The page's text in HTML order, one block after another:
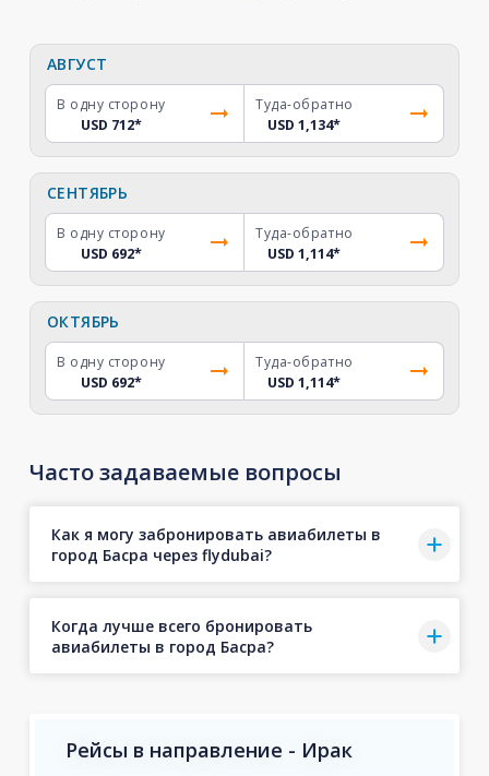
АВГУСТ
В одну сторону
USD 712*
Туда-обратно
USD 1,134*
СЕНТЯБРЬ
В одну сторону
USD 692*
Туда-обратно
USD 1,114*
ОКТЯБРЬ
В одну сторону
USD 692*
Туда-обратно
USD 1,114*
Часто задаваемые вопросы
Как я могу забронировать авиабилеты в
город Басра через flydubai?
Когда лучше всего бронировать
авиабилеты в город Басра?
Рейсы в направление - Ирак